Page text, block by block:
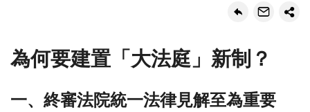
為何要建置「大法庭」新制？
一、終審法院統一法律見解至為重要